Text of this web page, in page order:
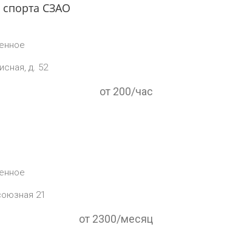
СЗАО
д. 52
от 200/час
21
от 2300/месяц